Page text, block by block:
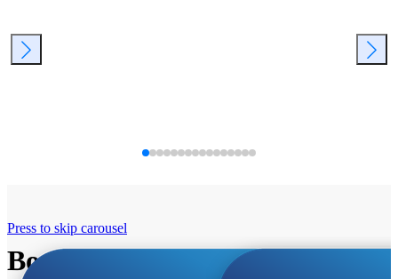
Bosch super cene
Press to skip carousel